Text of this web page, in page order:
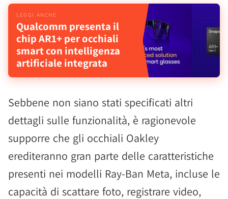
Qualcomm presenta il
chip AR1+ per occhiali
smart con intelligenza
artificiale integrata
Sebbene non siano stati specificati altri
dettagli sulle funzionalità, è ragionevole
supporre che gli occhiali Oakley
erediteranno gran parte delle caratteristiche
presenti nei modelli Ray-Ban Meta, incluse le
capacità di scattare foto, registrare video,